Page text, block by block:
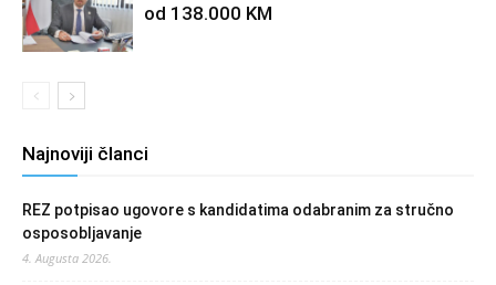
od 138.000 KM
Najnoviji članci
REZ potpisao ugovore s kandidatima odabranim za stručno
osposobljavanje
4. Augusta 2026.